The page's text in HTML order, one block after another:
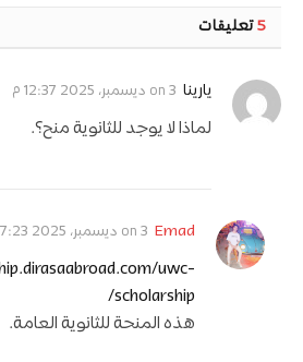
5تعليقات
يارينا 3 ديسمبر، 2025 12:37 م
لماذا لا يوجد للثانوية منح؟.
Emad 3 ديسمبر، 2025 7:23 م
uwc-
scholarship/
هذه المنحة للثانوية العامة.